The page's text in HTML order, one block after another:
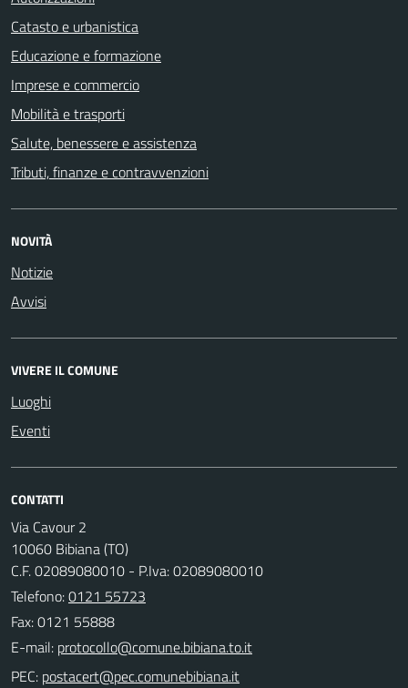
Catasto e urbanistica
Educazione e formazione
Imprese e commercio
Mobilità e trasporti
Salute, benessere e assistenza
Tributi, finanze e contravvenzioni
NOVITÀ
Notizie
Avvisi
VIVERE IL COMUNE
Luoghi
Eventi
CONTATTI
Via Cavour 2
10060 Bibiana (TO)
C.F. 02089080010 - P.Iva: 02089080010
Telefono:0121 55723
Fax: 0121 55888
E-mail:
PEC: